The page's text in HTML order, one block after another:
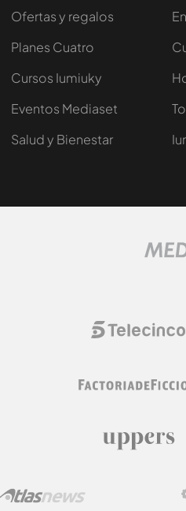
Ofertas y regalos
Planes Cuatro
Cursos Iumiuky
Eventos Mediaset
Salud y Bienestar